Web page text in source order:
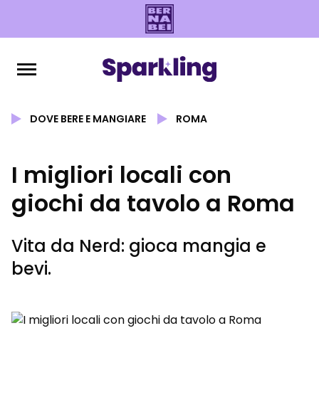
DOVE BERE E MANGIARE ROMA
I migliori locali con
giochi da tavolo a Roma
Vita da Nerd: gioca mangia e
bevi.